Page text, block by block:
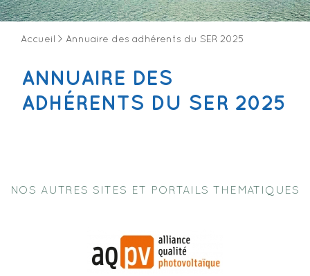
Accueil > Annuaire des adhérents du SER 2025
ANNUAIRE DES
ADHÉRENTS DU SER 2025
NOS AUTRES SITES ET PORTAILS THEMATIQUES